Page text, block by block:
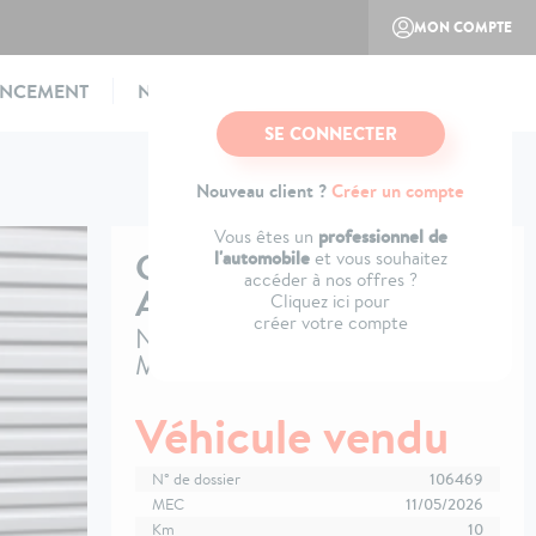
MON COMPTE
SE CONNECTER
Nouveau client ?Créer un compte
Vous êtes un professionnel de
l'automobileet vous souhaitez
accéder à nos offres ?
Cliquez ici pour
créer votre compte
NOTRE CONCEPT
CITROËNC3
AIRCROSS
Nouveau Hybride 145 ch Aut
Max
Véhicule vendu
N° de dossier
106469
MEC
11/05/2026
Km
10